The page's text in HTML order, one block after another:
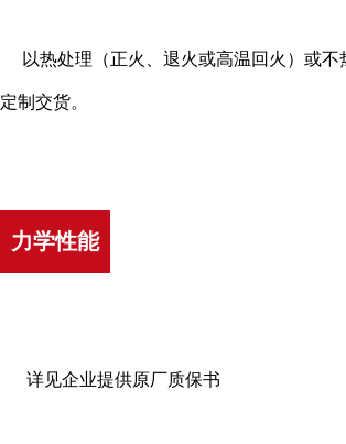
以热处理（正火、退火或高温回火）或不
定制交货。
力学性能
详见企业提供原厂质保书